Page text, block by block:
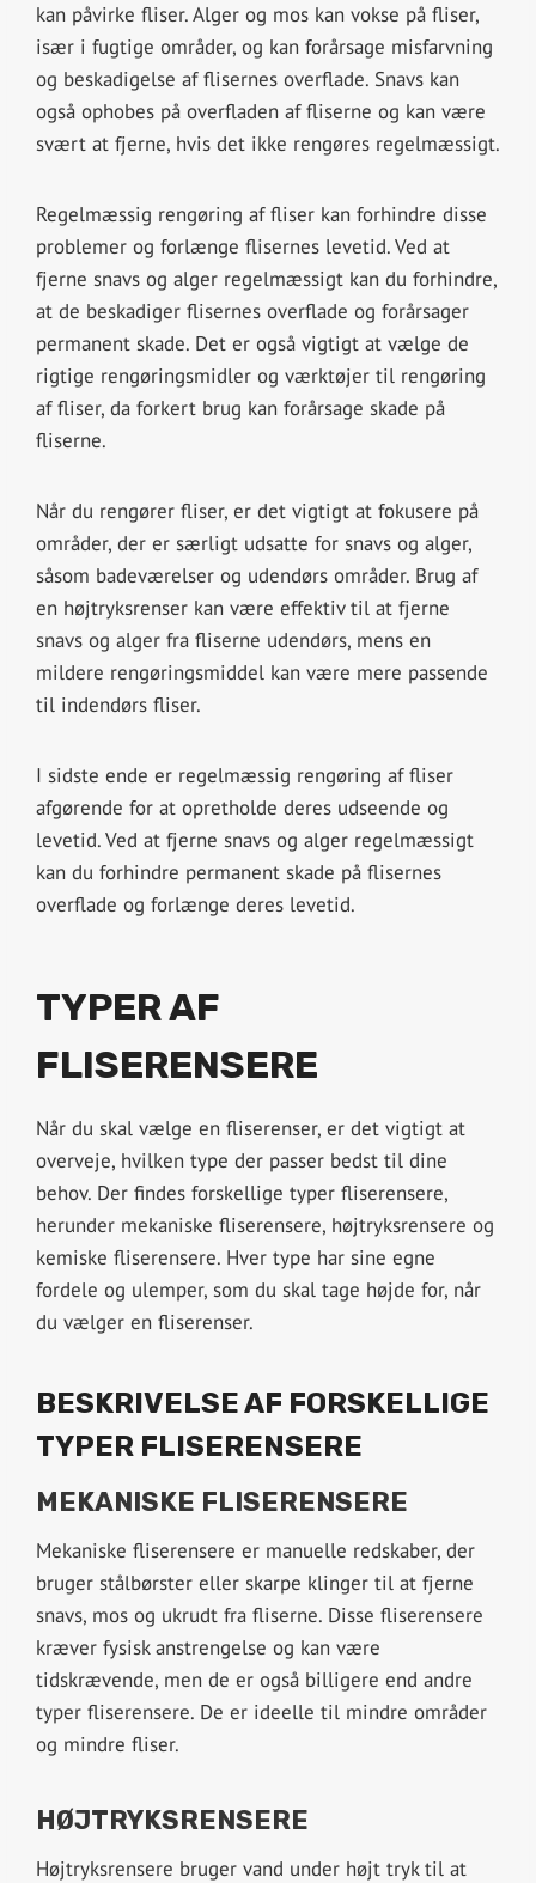
kan påvirke fliser. Alger og mos kan vokse på fliser,
især i fugtige områder, og kan forårsage misfarvning
og beskadigelse af flisernes overflade. Snavs kan
også ophobes på overfladen af fliserne og kan være
svært at fjerne, hvis det ikke rengøres regelmæssigt.
Regelmæssig rengøring af fliser kan forhindre disse
problemer og forlænge flisernes levetid. Ved at
fjerne snavs og alger regelmæssigt kan du forhindre,
at de beskadiger flisernes overflade og forårsager
permanent skade. Det er også vigtigt at vælge de
rigtige rengøringsmidler og værktøjer til rengøring
af fliser, da forkert brug kan forårsage skade på
fliserne.
Når du rengører fliser, er det vigtigt at fokusere på
områder, der er særligt udsatte for snavs og alger,
såsom badeværelser og udendørs områder. Brug af
en højtryksrenser kan være effektiv til at fjerne
snavs og alger fra fliserne udendørs, mens en
mildere rengøringsmiddel kan være mere passende
til indendørs fliser.
I sidste ende er regelmæssig rengøring af fliser
afgørende for at opretholde deres udseende og
levetid. Ved at fjerne snavs og alger regelmæssigt
kan du forhindre permanent skade på flisernes
overflade og forlænge deres levetid.
TYPER AF
FLISERENSERE
Når du skal vælge en fliserenser, er det vigtigt at
overveje, hvilken type der passer bedst til dine
behov. Der findes forskellige typer fliserensere,
herunder mekaniske fliserensere, højtryksrensere og
kemiske fliserensere. Hver type har sine egne
fordele og ulemper, som du skal tage højde for, når
du vælger en fliserenser.
BESKRIVELSE AF FORSKELLIGE
TYPER FLISERENSERE
MEKANISKE FLISERENSERE
Mekaniske fliserensere er manuelle redskaber, der
bruger stålbørster eller skarpe klinger til at fjerne
snavs, mos og ukrudt fra fliserne. Disse fliserensere
kræver fysisk anstrengelse og kan være
tidskrævende, men de er også billigere end andre
typer fliserensere. De er ideelle til mindre områder
og mindre fliser.
HØJTRYKSRENSERE
Højtryksrensere bruger vand under højt tryk til at